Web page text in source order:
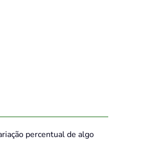
percentual de algo